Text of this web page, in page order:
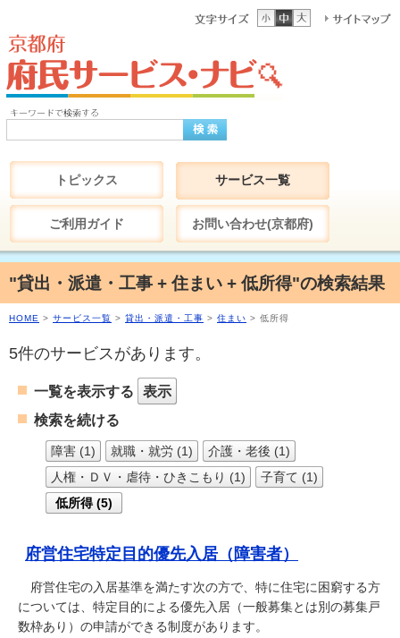
トピックス サービス一覧
ご利用ガイド お問い合わせ(京都府)
"貸出・派遣・工事 + 住まい + 低所得"の検索結果
HOME > サービス一覧 > 貸出・派遣・工事 > 住まい > 低所得
5件のサービスがあります。
一覧を表示する
表示
検索を続ける
障害 (1) 就職・就労 (1)
介護・老後 (1)
人権・ＤＶ・虐待・ひきこもり (1)
子育て (1)
低所得 (5)
府営住宅特定目的優先入居（障害者）
府営住宅の入居基準を満たす次の方で、特に住宅に困窮する方
については、特定目的による優先入居（一般募集とは別の募集戸
数枠あり）の申請ができる制度があります。